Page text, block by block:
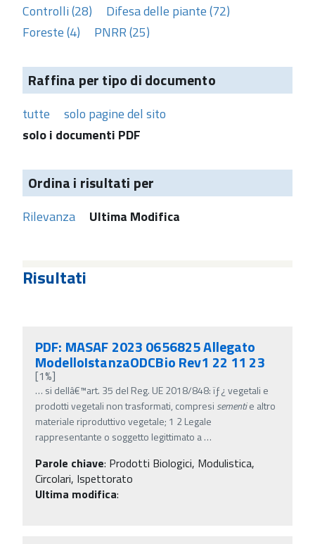
Controlli (28)
Difesa delle piante (72)
Foreste (4)
PNRR (25)
Raffina per tipo di documento
tutte
solo pagine del sito
solo i documenti PDF
Ordina i risultati per
Rilevanza Ultima Modifica
Risultati
PDF: MASAF 2023 0656825 Allegato
ModelloIstanzaODCBio Rev1 22 11 23
[1%]
… si dellâ€™art. 35 del Reg. UE 2018/848: ïƒ¿ vegetali e
prodotti vegetali non trasformati, compresi sementie altro
materiale riproduttivo vegetale; 1 2 Legale
rappresentante o soggetto legittimato a…
Parole chiave: Prodotti Biologici, Modulistica,
Circolari, Ispettorato
Ultima modifica: